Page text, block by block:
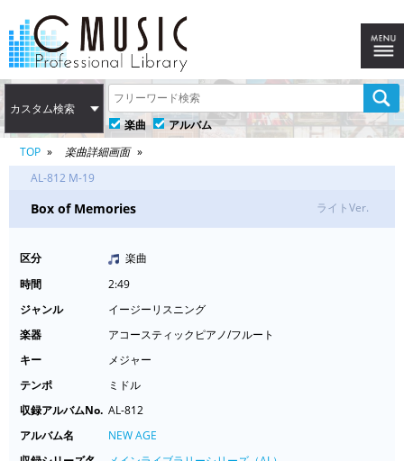
カスタム検索
楽曲
アルバム
TOP
楽曲詳細画面
AL-812 M-19
Box of Memories ライトVer.
区分
楽曲
時間
2:49
ジャンル
イージーリスニング
楽器
アコースティックピアノ/フルート
キー
メジャー
テンポ
ミドル
収録アルバムNo. AL-812
アルバム名
NEW AGE